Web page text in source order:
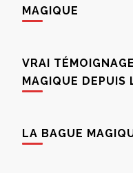
MAGIQUE
VRAI
MAGIQUE DEPUIS
LA BAGUE